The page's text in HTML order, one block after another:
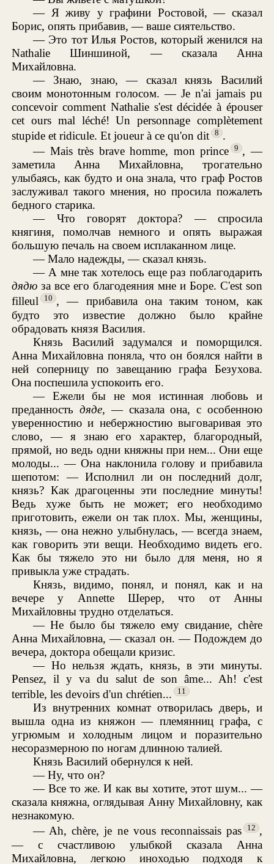
— Я живу у графини Ростовой, — сказал
Борис, опять прибавив, — ваше сиятельство.
— Это тот Илья Ростов, который женился на
Nathalie Шиншиной, — сказала Анна
Михайловна.
— Знаю, знаю, — сказал князь Василий
своим монотонным голосом. — Je n'ai jamais pu
concevoir comment Nathalie s'est décidée à épouser
cet ours mal léché! Un personnage complètement
stupide et ridicule. Et joueur à ce qu'on dit
8 .
— Mais très brave homme, mon prince
9 , —
заметила Анна Михайловна, трогательно
улыбаясь, как будто и она знала, что граф Ростов
заслуживал такого мнения, но просила пожалеть
бедного старика.
— Что говорят доктора? — спросила
княгиня, помолчав немного и опять выражая
большую печаль на своем исплаканном лице.
— Мало надежды, — сказал князь.
— А мне так хотелось еще раз поблагодарить
дядю за все его благодеяния мне и Боре. C'est son
filleul
10 , — прибавила она таким тоном, как
будто это известие должно было крайне
обрадовать князя Василия.
Князь Василий задумался и поморщился.
Анна Михайловна поняла, что он боялся найти в
ней соперницу по завещанию графа Безухова.
Она поспешила успокоить его.
— Ежели бы не моя истинная любовь и
преданность дяде, — сказала она, с особенною
уверенностию и небержностию выговаривая это
слово, — я знаю его характер, благородный,
прямой, но ведь одни княжны при нем... Они еще
молоды... — Она наклонила голову и прибавила
шепотом: — Исполнил ли он последний долг,
князь? Как драгоценны эти последние минуты!
Ведь хуже быть не может; его необходимо
приготовить, ежели он так плох. Мы, женщины,
князь, — она нежно улыбнулась, — всегда знаем,
как говорить эти вещи. Необходимо видеть его.
Как бы тяжело это ни было для меня, но я
привыкла уже страдать.
Князь, видимо, понял, и понял, как и на
вечере у Annette Шерер, что от Анны
Михайловны трудно отделаться.
— Не было бы тяжело ему свидание, chère
Анна Михайловна, — сказал он. — Подождем до
вечера, доктора обещали кризис.
— Но нельзя ждать, князь, в эти минуты.
Pensez, il у va du salut de son âme... Ah! c'est
terrible, les devoirs d'un chrétien...
11
Из внутренних комнат отворилась дверь, и
вышла одна из княжон — племянниц графа, с
угрюмым и холодным лицом и поразительно
несоразмерною по ногам длинною талией.
Князь Василий обернулся к ней.
— Ну, что он?
— Все то же. И как вы хотите, этот шум... —
сказала княжна, оглядывая Анну Михайловну, как
незнакомую.
— Ah, chère, je ne vous reconnaissais pas
12 ,
— с счастливою улыбкой сказала Анна
Михайловна, легкою иноходью подходя к